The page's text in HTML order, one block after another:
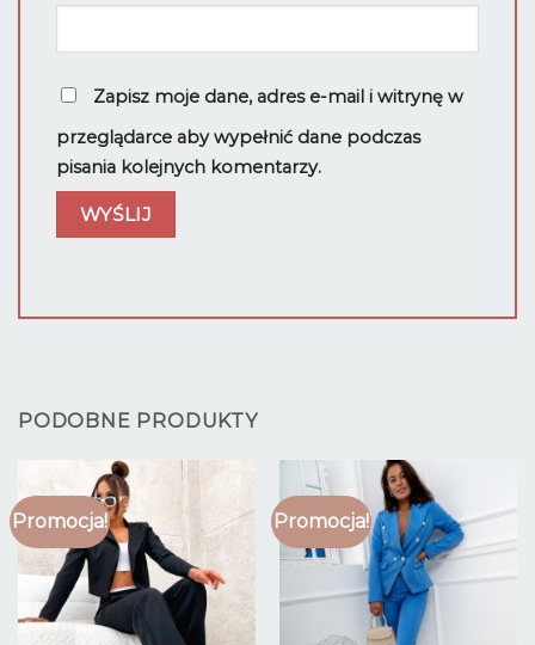
Zapisz moje dane, adres e-mail i witrynę w
przeglądarce aby wypełnić dane podczas
pisania kolejnych komentarzy.
PODOBNE PRODUKTY
Promocja! Promocja!